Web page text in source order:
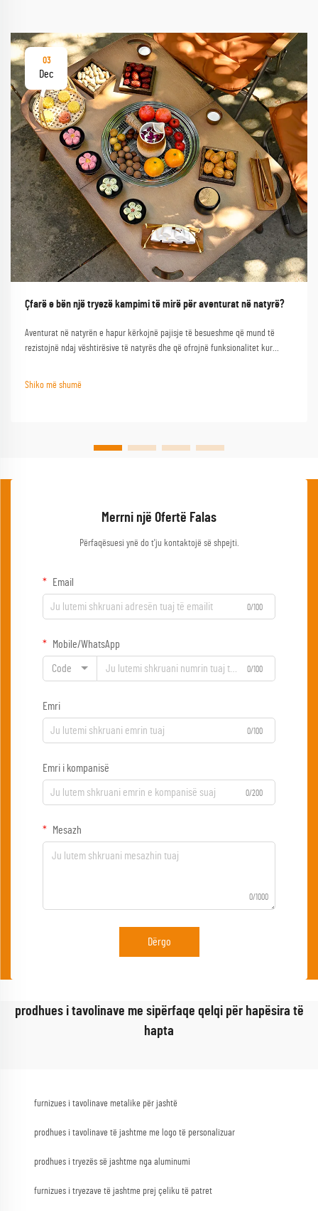
03
Dec
Çfarë e bën një tryezë kampimi të mirë për aventurat në natyrë?
Aventurat në natyrën e hapur kërkojnë pajisje të besueshme që mund të
rezistojnë ndaj vështirësive të natyrës dhe që ofrojnë funksionalitet kur
Shiko më shumë
Merrni një Ofertë Falas
Përfaqësuesi ynë do t'ju kontaktojë së shpejti.
Email
0/100
Mobile/WhatsApp
Code 0/100
Emri
0/100
Emri i kompanisë
0/200
Mesazh
0/1000
Dërgo
prodhues i tavolinave me sipërfaqe qelqi për hapësira të
hapta
furnizues i tavolinave metalike për jashtë
prodhues i tavolinave të jashtme me logo të personalizuar
prodhues i tryezës së jashtme nga aluminumi
furnizues i tryezave të jashtme prej çeliku të patret